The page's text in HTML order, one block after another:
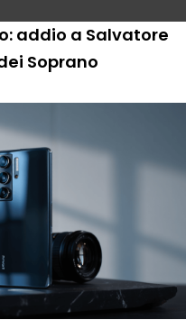
addio a Salvatore
Soprano